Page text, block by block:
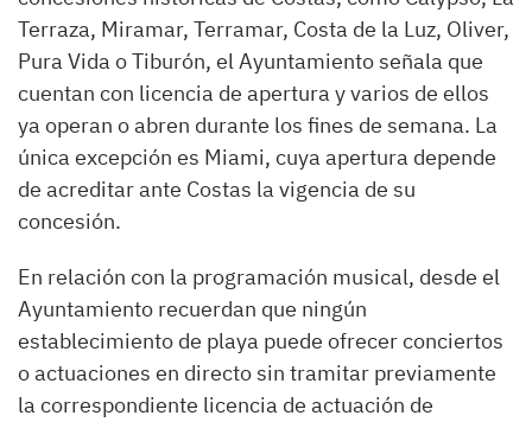
Terraza, Miramar, Terramar, Costa de la Luz, Oliver,
Pura Vida o Tiburón, el Ayuntamiento señala que
cuentan con licencia de apertura y varios de ellos
ya operan o abren durante los fines de semana. La
única excepción es Miami, cuya apertura depende
de acreditar ante Costas la vigencia de su
concesión.
En relación con la programación musical, desde el
Ayuntamiento recuerdan que ningún
establecimiento de playa puede ofrecer conciertos
o actuaciones en directo sin tramitar previamente
la correspondiente licencia de actuación de